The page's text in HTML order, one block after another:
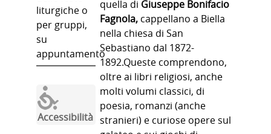
liturgiche o
per gruppi,
su
appuntamento
Accessibilità
quella di Giuseppe Bonifacio
Fagnola, cappellano a Biella
nella chiesa di San
Sebastiano dal 1872-
1892.Queste comprendono,
oltre ai libri religiosi, anche
molti volumi classici, di
poesia, romanzi (anche
stranieri) e curiose opere sul